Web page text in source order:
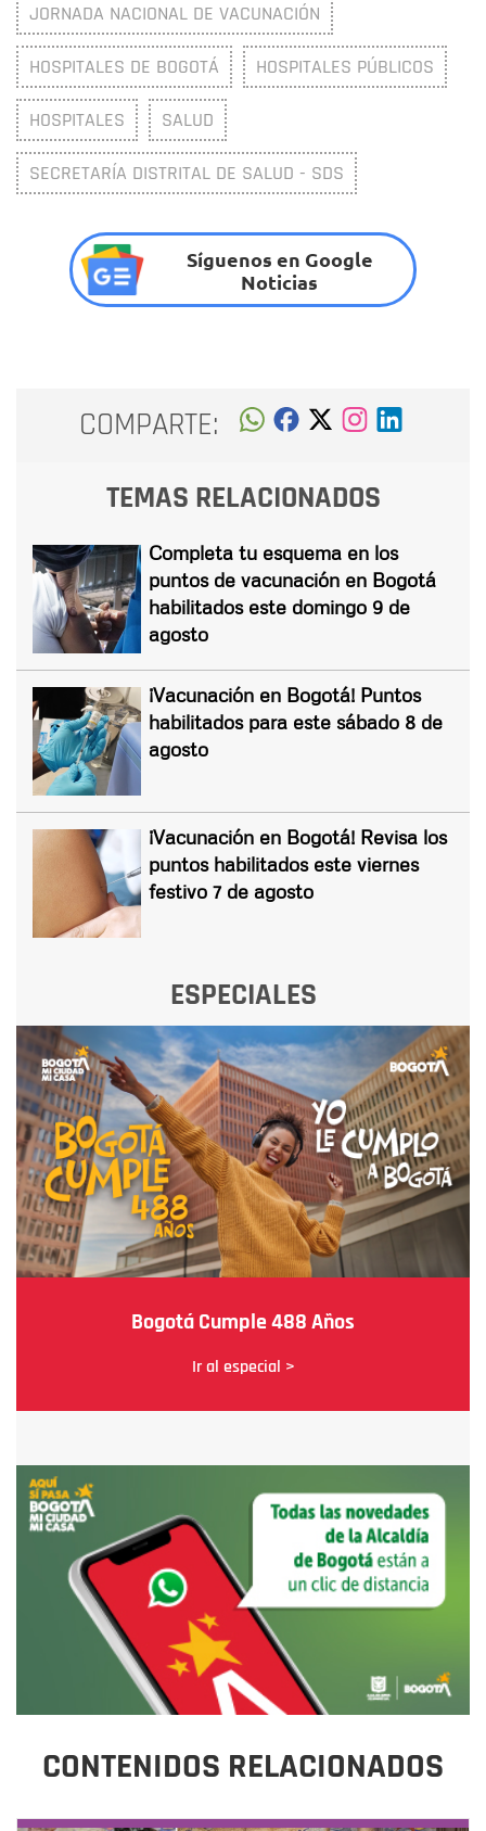
JORNADA NACIONAL DE VACUNACIÓN
HOSPITALES DE BOGOTÁ HOSPITALES PÚBLICOS
HOSPITALES SALUD
SECRETARÍA DISTRITAL DE SALUD - SDS
Síguenos en Google
Noticias
COMPARTE:
TEMAS RELACIONADOS
Completa tu esquema en los
puntos de vacunación en Bogotá
habilitados este domingo 9 de
agosto
¡Vacunación en Bogotá! Puntos
habilitados para este sábado 8 de
agosto
¡Vacunación en Bogotá! Revisa los
puntos habilitados este viernes
festivo 7 de agosto
ESPECIALES
Bogotá Cumple 488 Años
Ir al especial >
CONTENIDOS RELACIONADOS